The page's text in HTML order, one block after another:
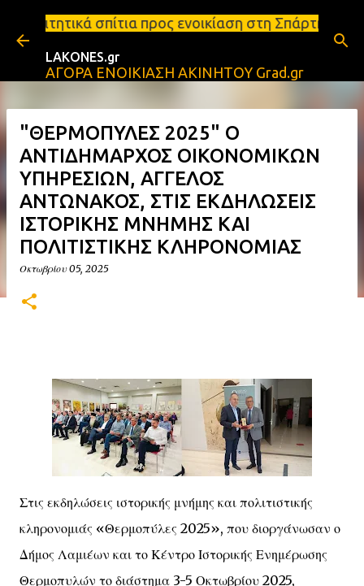
Μετάβαση στο κύριο περιεχόμενο
προς ενοικίαση στη Σπάρτη Ενοικιάσεις
LAKONES.gr
ΑΓΟΡΑ ΕΝΟΙΚΙΑΣΗ ΑΚΙΝΗΤΟΥ Grad.gr
"ΘΕΡΜΟΠΥΛΕΣ 2025" Ο
ΑΝΤΙΔΗΜΑΡΧΟΣ ΟΙΚΟΝΟΜΙΚΩΝ
ΥΠΗΡΕΣΙΩΝ, ΑΓΓΕΛΟΣ
ΑΝΤΩΝΑΚΟΣ, ΣΤΙΣ ΕΚΔΗΛΩΣΕΙΣ
ΙΣΤΟΡΙΚΗΣ ΜΝΗΜΗΣ ΚΑΙ
ΠΟΛΙΤΙΣΤΙΚΗΣ ΚΛΗΡΟΝΟΜΙΑΣ
Οκτωβρίου 05, 2025
Στις εκδηλώσεις ιστορικής μνήμης και πολιτιστικής
κληρονομιάς «Θερμοπύλες 2025», που διοργάνωσαν ο
Δήμος Λαμιέων και το Κέντρο Ιστορικής Ενημέρωσης
Θερμοπυλών το διάστημα 3-5 Οκτωβρίου 2025,